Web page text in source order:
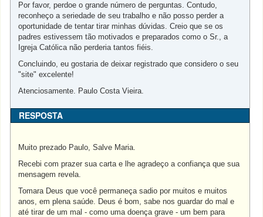
Por favor, perdoe o grande número de perguntas. Contudo,
reconheço a seriedade de seu trabalho e não posso perder a
oportunidade de tentar tirar minhas dúvidas. Creio que se os
padres estivessem tão motivados e preparados como o Sr., a
Igreja Católica não perderia tantos fiéis.
Concluindo, eu gostaria de deixar registrado que considero o seu
"site" excelente!
Atenciosamente. Paulo Costa Vieira.
RESPOSTA
Muito prezado Paulo, Salve Maria.
Recebi com prazer sua carta e lhe agradeço a confiança que sua
mensagem revela.
Tomara Deus que você permaneça sadio por muitos e muitos
anos, em plena saúde. Deus é bom, sabe nos guardar do mal e
até tirar de um mal - como uma doença grave - um bem para